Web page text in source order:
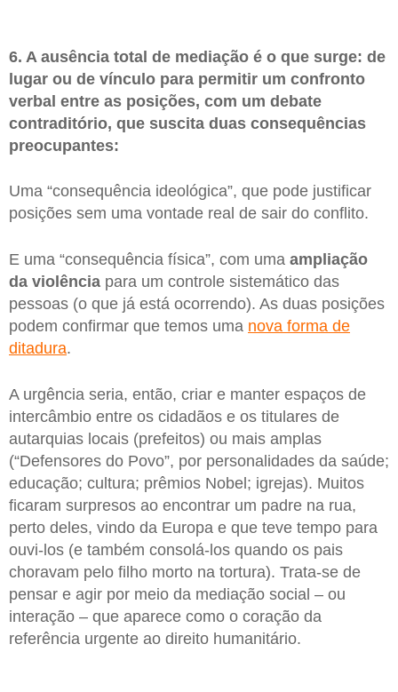
6. A ausência total de mediação é o que surge: de
lugar ou de vínculo para permitir um confronto
verbal entre as posições, com um debate
contraditório, que suscita duas consequências
preocupantes:
Uma “consequência ideológica”, que pode justificar
posições sem uma vontade real de sair do conflito.
E uma “consequência física”, com uma ampliação
da violência para um controle sistemático das
pessoas (o que já está ocorrendo). As duas posições
podem confirmar que temos uma nova forma de
ditadura.
A urgência seria, então, criar e manter espaços de
intercâmbio entre os cidadãos e os titulares de
autarquias locais (prefeitos) ou mais amplas
(“Defensores do Povo”, por personalidades da saúde;
educação; cultura; prêmios Nobel; igrejas). Muitos
ficaram surpresos ao encontrar um padre na rua,
perto deles, vindo da Europa e que teve tempo para
ouvi-los (e também consolá-los quando os pais
choravam pelo filho morto na tortura). Trata-se de
pensar e agir por meio da mediação social – ou
interação – que aparece como o coração da
referência urgente ao direito humanitário.